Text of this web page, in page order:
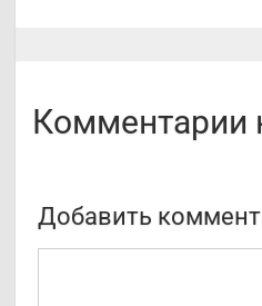
Комментарии
Добавить